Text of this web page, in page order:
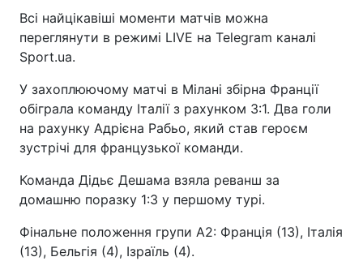
Всі найцікавіші моменти матчів можна
переглянути в режимі LIVE на Telegram каналі
Sport.ua.
У захоплюючому матчі в Мілані збірна Франції
обіграла команду Італії з рахунком 3:1. Два голи
на рахунку Адрієна Рабьо, який став героєм
зустрічі для французької команди.
Команда Дідьє Дешама взяла реванш за
домашню поразку 1:3 у першому турі.
Фінальне положення групи A2: Франція (13), Італія
(13), Бельгія (4), Ізраїль (4).